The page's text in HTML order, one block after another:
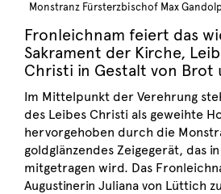
Monstranz Fürsterzbischof Max
Fronleichnam feiert das
Sakrament der Kirche,
Christi in Gestalt von Brot
Im Mittelpunkt der Verehrung
des Leibes Christi als geweihte
hervorgehoben durch die
goldglänzendes Zeigegerät, das
mitgetragen wird. Das
Augustinerin Juliana von Lüttich